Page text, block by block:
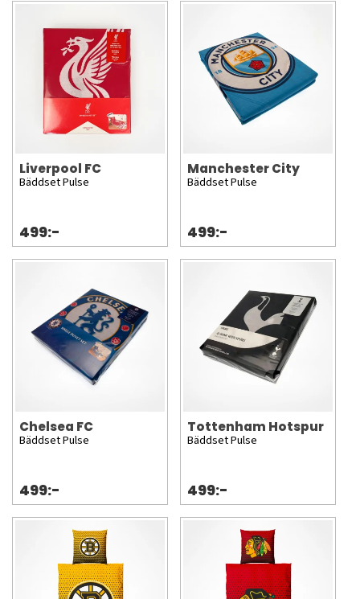
Liverpool FC
Bäddset Pulse
499:-
Manchester City
Bäddset Pulse
499:-
Chelsea FC
Bäddset Pulse
499:-
Tottenham Hotspur
Bäddset Pulse
499:-